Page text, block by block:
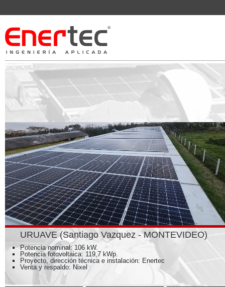
URUAVE (Santiago Vazquez - MONTEVIDEO)
Potencia nominal: 106 kW.
Potencia fotovoltaica: 119,7 kWp.
Proyecto, dirección técnica e instalación: Enertec
Venta y respaldo: Nixel